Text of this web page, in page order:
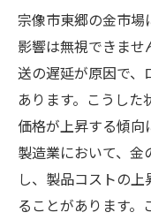
宗像市東郷の金市場
影響は無視できま
送の遅延が原因で、
あります。こうした
価格が上昇する傾向
製造業において、
し、製品コストの
ることがあります。